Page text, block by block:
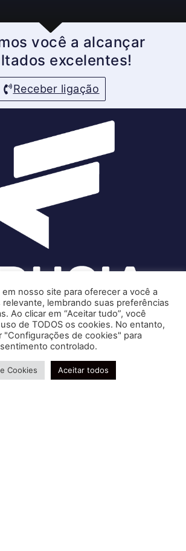
você a alcançar
excelentes!
Receber ligação
fiscais-tributárias especializadas | CRC RJ
004856/O-7
Serviços
nosso site para oferecer a você a
relevante, lembrando suas preferências
Ao clicar em “Aceitar tudo”, você
de TODOS os cookies. No entanto,
"Configurações de cookies" para
controlado.
Cookies Aceitar todos
Precisa de ajuda?